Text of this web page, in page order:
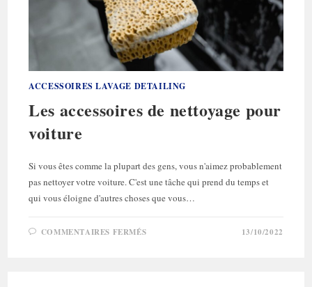
ACCESSOIRES LAVAGE DETAILING
Les accessoires de nettoyage pour
voiture
Si vous êtes comme la plupart des gens, vous n'aimez probablement
pas nettoyer votre voiture. C'est une tâche qui prend du temps et
qui vous éloigne d'autres choses que vous…
COMMENTAIRES FERMÉSSUR 13/10/2022